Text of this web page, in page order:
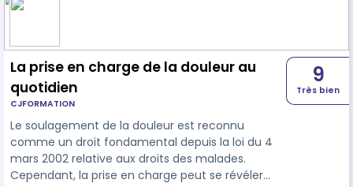
La prise en charge de la douleur au
quotidien
CJFORMATION
Le soulagement de la douleur est reconnu
comme un droit fondamental depuis la loi du 4
mars 2002 relative aux droits des malades.
Cependant, la prise en charge peut se révéler
9
Très bien